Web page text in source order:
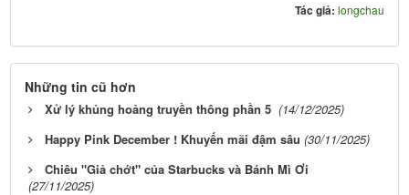
Tác giả: longchau
Những tin cũ hơn
Xử lý khủng hoảng truyền thông phần 5 (14/12/2025)
Happy Pink December ! Khuyến mãi đậm sâu (30/11/2025)
Chiêu "Giả chớt" của Starbucks và Bánh Mì Ơi
(27/11/2025)